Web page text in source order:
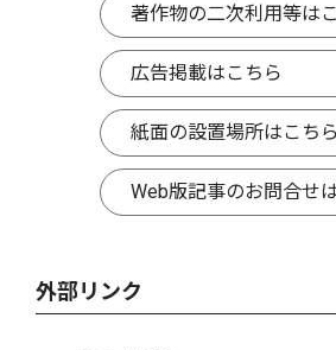
著作物の二次利用等は
広告掲載はこちら
紙面の設置場所はこちら
Web版記事のお問合せ
外部リンク